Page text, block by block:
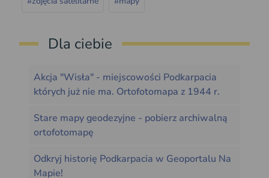
Dla ciebie
Akcja "Wisła" - miejscowości Podkarpacia
których już nie ma. Ortofotomapa z 1944 r.
Stare mapy geodezyjne - pobierz archiwalną
ortofotomapę
Odkryj historię Podkarpacia w Geoportalu Na
Mapie!